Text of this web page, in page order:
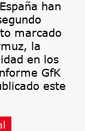
han
marcado
la
en los
GfK
este